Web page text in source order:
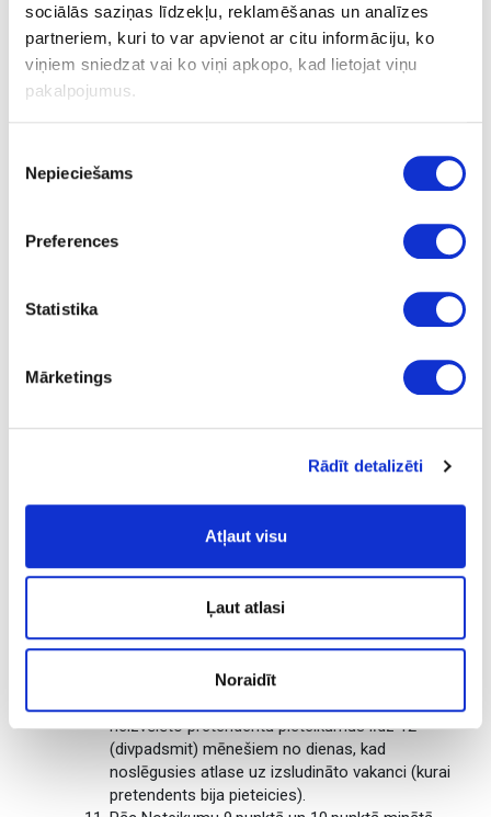
sociālās saziņas līdzekļu, reklamēšanas un analīzes
partneriem, kuri to var apvienot ar citu informāciju, ko
viņiem sniedzat vai ko viņi apkopo, kad lietojat viņu
pakalpojumus.
izvēle
Nepieciešams
Preferences
Statistika
Mārketings
Rādīt detalizēti
Atļaut visu
Ļaut atlasi
Noraidīt
tiesībām pārbaudīt, analizēt un dokumentēt
Pretendenta atbilstību amata prasībām.
Personāla atlases ietvaros LGS iegūst šādus
vakancei un izvietojis savu CV šādā portālā.
Ja pretendents nav izvirzīts otrajai atlases kārtai –
darba intervijai, LGS nepieprasa pretendentam
norādīt personas kodu vai citus personas datus.
Izvērtējot pieteikumus LGS apstrādā tikai tos
fizisko personu datus, kurus pretendēts iesniedzis
kopā ar pieteikumu vakances sludinājumam.
pieprasa aizpildīt apliecinājumu par piekrišanu
iepriekšējas darbības pārbaudei normatīvajos
apliecinājumā norādītos datus: vārdu, uzvārdu, e-
Pēc darba intervijas LGS var sazināties ar
LGS glabā pretendentu iesniegtos pieteikumus
(CV, motivācijas vēstule), apliecinājumus, testa
komisijas veiktos interviju pierakstus ne ilgāk kā 90
(deviņdesmit) kalendārās dienas pēc tam, kad ar
izvēlēto pretendentu ir nodibinātas darba tiesiskās
neizvēlēto pretendentu pieteikumus līdz 12
(divpadsmit) mēnešiem no dienas, kad
noslēgusies atlase uz izsludināto vakanci (kurai
pretendents bija pieteicies).